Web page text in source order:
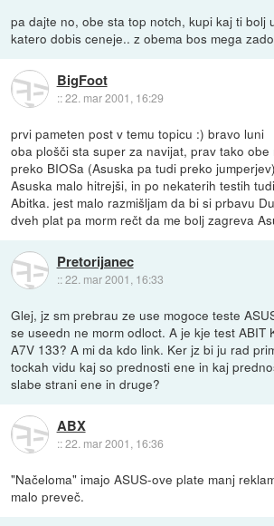
pa dajte no, obe sta top notch, kupi kaj ti bolj
katero dobis ceneje.. z obema bos mega
BigFoot
::22. mar 2001, 16:29
prvi pameten post v temu topicu :) bravo luni
oba plošči sta super za navijat, prav tako
preko BIOSa (Asuska pa tudi preko
Asuska malo hitrejši, in po nekaterih testih
Abitka. jest malo razmišljam da bi si prbavu
dveh plat pa morm rečt da me bolj zagreva
Pretorijanec
::22. mar 2001, 16:33
Glej, jz sm prebrau ze use mogoce teste
se useedn ne morm odloct. A je kje test ABIT
A7V 133? A mi da kdo link. Ker jz bi ju rad
tockah vidu kaj so prednosti ene in kaj
slabe strani ene in druge?
ABX
::22. mar 2001, 16:36
"Načeloma" imajo ASUS-ove plate manj
malo preveč.